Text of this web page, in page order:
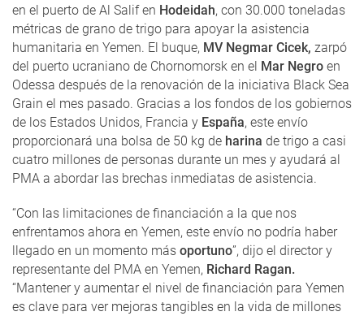
en el puerto de Al Salif en Hodeidah, con 30.000 toneladas
métricas de grano de trigo para apoyar la asistencia
humanitaria en Yemen. El buque, MV Negmar Cicek, zarpó
del puerto ucraniano de Chornomorsk en el Mar Negro en
Odessa después de la renovación de la iniciativa Black Sea
Grain el mes pasado. Gracias a los fondos de los gobiernos
de los Estados Unidos, Francia y España, este envío
proporcionará una bolsa de 50 kg de harina de trigo a casi
cuatro millones de personas durante un mes y ayudará al
PMA a abordar las brechas inmediatas de asistencia.
“Con las limitaciones de financiación a la que nos
enfrentamos ahora en Yemen, este envío no podría haber
llegado en un momento más oportuno”, dijo el director y
representante del PMA en Yemen, Richard Ragan.
“Mantener y aumentar el nivel de financiación para Yemen
es clave para ver mejoras tangibles en la vida de millones